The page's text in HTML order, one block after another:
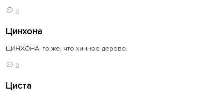
0
Цинхона
ЦИНХОНА, то же, что хинное дерево.
0
Циста